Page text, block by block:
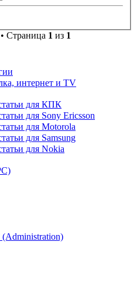
Страница 1 из 1
интернет и TV
для КПК
для Sony Ericsson
для Motorola
для Samsung
для Nokia